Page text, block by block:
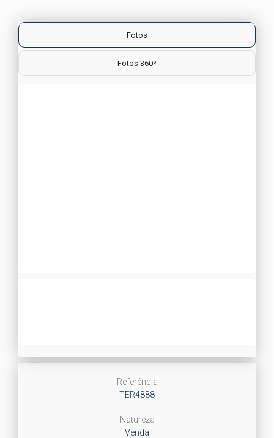
Fotos
Fotos 360º
Referência
TER4888
Natureza
Venda